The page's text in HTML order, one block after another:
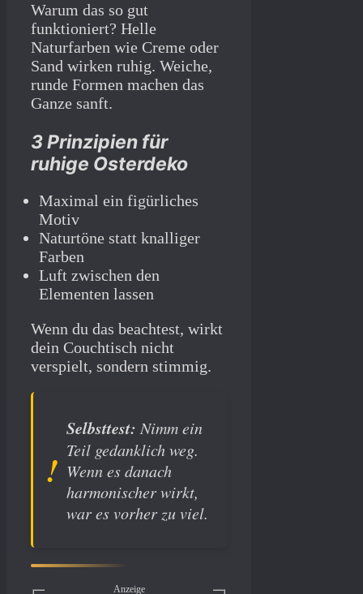
Warum das so gut
funktioniert? Helle
Naturfarben wie Creme oder
Sand wirken ruhig. Weiche,
runde Formen machen das
Ganze sanft.
3 Prinzipien für
ruhige Osterdeko
Maximal ein figürliches
Motiv
Naturtöne statt knalliger
Farben
Luft zwischen den
Elementen lassen
Wenn du das beachtest, wirkt
dein Couchtisch nicht
verspielt, sondern stimmig.
Selbsttest: Nimm ein
Teil gedanklich weg.
Wenn es danach
harmonischer wirkt,
war es vorher zu viel.
Anzeige